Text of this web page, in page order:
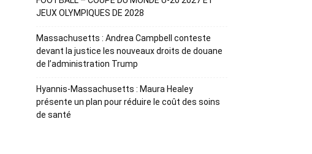
JEUX OLYMPIQUES DE 2028
Massachusetts : Andrea Campbell conteste
devant la justice les nouveaux droits de douane
de l’administration Trump
Hyannis-Massachusetts : Maura Healey
présente un plan pour réduire le coût des soins
de santé